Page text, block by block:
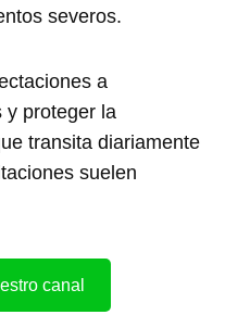
severos.
a
y proteger la
transita diariamente
suelen
canal